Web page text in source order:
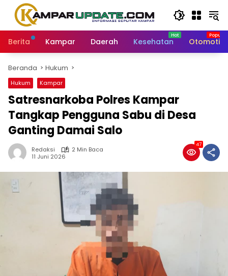
Langsung
konten
Berita
Kampar Daerah Kesehatan Otomotif
Beranda Hukum
Hukum Kampar
Satresnarkoba Polres Kampar
Tangkap Pengguna Sabu di Desa
Ganting Damai Salo
Redaksi
2 Min Baca
11 Juni 2026
47